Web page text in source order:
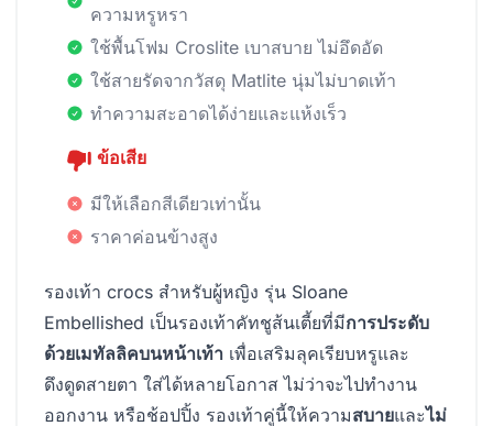
ความหรูหรา
ใช้พื้นโฟม Croslite เบาสบาย ไม่อึดอัด
ใช้สายรัดจากวัสดุ Matlite นุ่มไม่บาดเท้า
ทำความสะอาดได้ง่ายและแห้งเร็ว
ข้อเสีย
มีให้เลือกสีเดียวเท่านั้น
ราคาค่อนข้างสูง
รองเท้า crocs สำหรับผู้หญิง รุ่น Sloane
Embellished เป็นรองเท้าคัทชูส้นเตี้ยที่มีการประดับ
ด้วยเมทัลลิคบนหน้าเท้า เพื่อเสริมลุคเรียบหรูและ
ดึงดูดสายตา ใส่ได้หลายโอกาส ไม่ว่าจะไปทำงาน
ออกงาน หรือช้อปปิ้ง รองเท้าคู่นี้ให้ความสบายและไม่